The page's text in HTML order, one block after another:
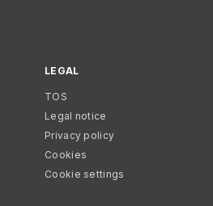
LEGAL
TOS
Legal notice
Privacy policy
Cookies
Cookie settings